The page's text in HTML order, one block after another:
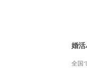
婚活
全国